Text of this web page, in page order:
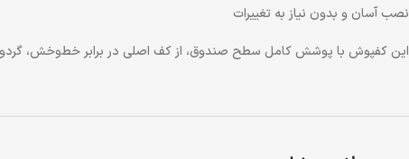
نصب آسان و بدون نیاز به تغییرات
این کفپوش با پوشش کامل سطح صندوق، از کف اصلی در برابر خط‌وخش،